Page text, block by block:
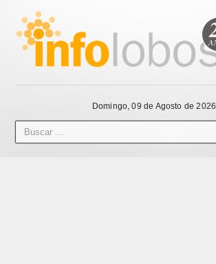
Domingo, 09 de Agosto de 2026